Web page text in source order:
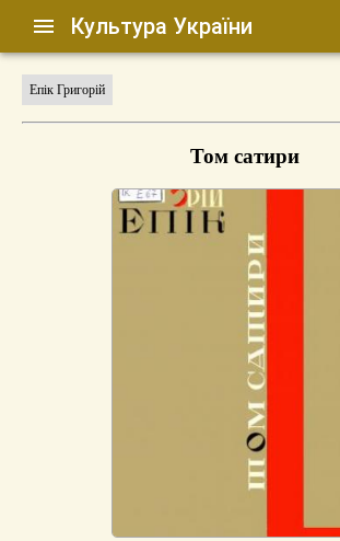
Культура України
Епік Григорій
Том сатири